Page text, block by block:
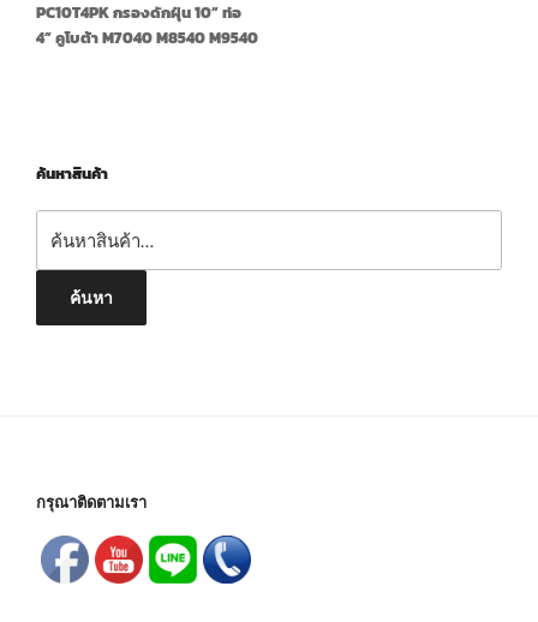
PC10T4PK กรองดักฝุ่น 10” ท่อ
4” คูโบต้า M7040 M8540 M9540
ค้นหาสินค้า
ค้นหา:
ค้นหา
กรุณาติดตามเรา